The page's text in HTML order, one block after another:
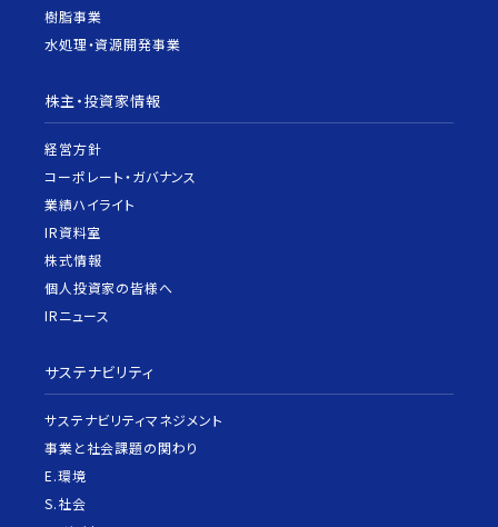
樹脂事業
水処理・資源開発事業
株主・投資家情報
経営方針
コーポレート・ガバナンス
業績ハイライト
IR資料室
株式情報
個人投資家の皆様へ
IRニュース
サステナビリティ
サステナビリティマネジメント
事業と社会課題の関わり
E.環境
S.社会